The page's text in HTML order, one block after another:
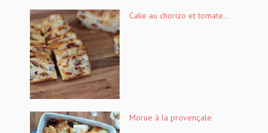
Cake au chorizo et tomate...
Morue à la provençale